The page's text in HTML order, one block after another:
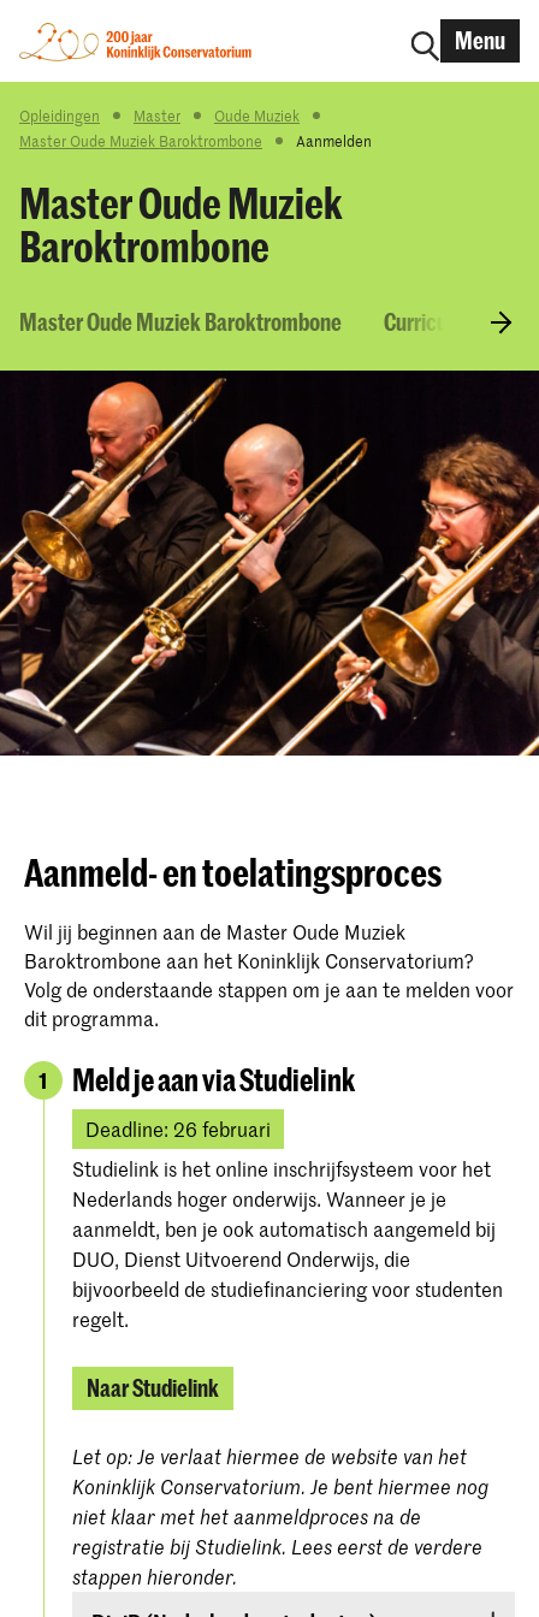
Menu
Opleidingen Master
Oude Muziek
Master Oude Muziek Baroktrombone
Aanmelden
Master Oude Muziek
Baroktrombone
Master Oude Muziek Baroktrombone Curriculum &
Aanmeld- en toelatingsproces
Wil jij beginnen aan de Master Oude Muziek
Baroktrombone aan het Koninklijk Conservatorium?
Volg de onderstaande stappen om je aan te melden voor
dit programma.
1 Meld je aan via Studielink
Deadline: 26 februari
Studielink is het online inschrijfsysteem voor het
Nederlands hoger onderwijs. Wanneer je je
aanmeldt, ben je ook automatisch aangemeld bij
DUO, Dienst Uitvoerend Onderwijs, die
bijvoorbeeld de studiefinanciering voor studenten
regelt.
Naar Studielink
Let op: Je verlaat hiermee de website van het
Koninklijk Conservatorium. Je bent hiermee nog
niet klaar met het aanmeldproces na de
registratie bij Studielink. Lees eerst de verdere
stappen hieronder.